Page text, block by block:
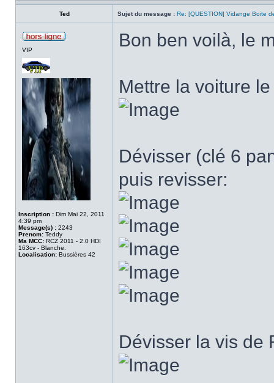
Ted Sujet du message : Re: [QUESTION] Vidange Boite
VIP
Inscription : Dim Mai 22, 2011
4:39 pm
Message(s) : 2243
Prenom: Teddy
Ma MCC: RCZ 2011 - 2.0 HDI
163cv - Blanche.
Localisation: Bussières 42
Bon ben voilà, le
Mettre la voiture
Dévisser (clé 6
puis revisser:
Dévisser la vis de